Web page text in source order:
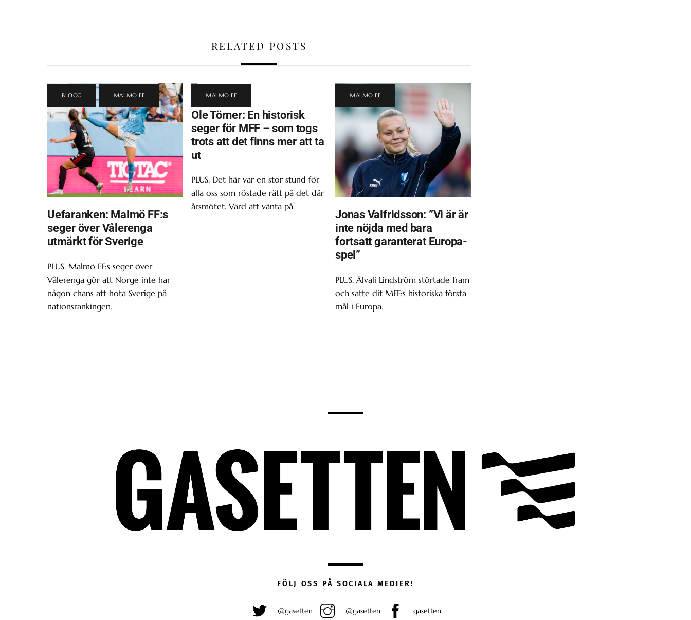
RELATED POSTS
BLOGG MALMÖ FF
Uefaranken: Malmö FF:s
seger över Vålerenga
utmärkt för Sverige
PLUS. Malmö FF:s seger över
Vålerenga gör att Norge inte har
någon chans att hota Sverige på
nationsrankingen.
MALMÖ FF
Ole Törner: En historisk
seger för MFF – som togs
trots att det finns mer att ta
ut
PLUS. Det här var en stor stund för
alla oss som röstade rätt på det där
årsmötet. Värd att vänta på.
MALMÖ FF
Jonas Valfridsson: ”Vi är är
inte nöjda med bara
fortsatt garanterat Europa-
spel”
PLUS. Älvali Lindström störtade fram
och satte dit MFF:s historiska första
mål i Europa.
FÖLJ OSS PÅ SOCIALA MEDIER!
@gasetten @gasetten gasetten